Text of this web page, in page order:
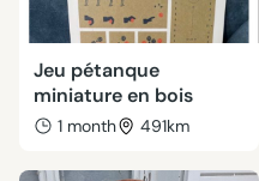
Jeu pétanque
miniature en bois
1 month 491km